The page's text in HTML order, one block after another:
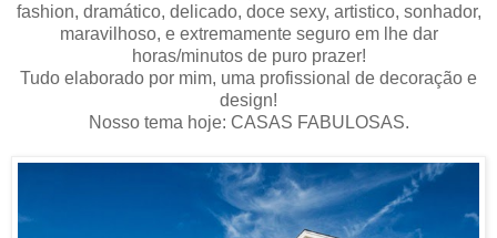
fashion, dramático, delicado, doce sexy, artistico, sonhador,
maravilhoso, e extremamente seguro em lhe dar
horas/minutos de puro prazer!
Tudo elaborado por mim, uma profissional de decoração e
design!
Nosso tema hoje: CASAS FABULOSAS.